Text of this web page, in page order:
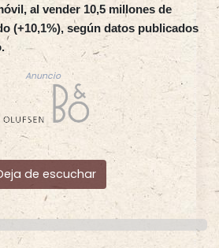
al vender 10,5 millones de
(+10,1%), según datos publicados
Anuncio
de escuchar